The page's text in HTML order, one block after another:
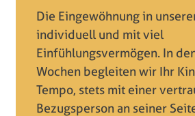
Die Eingewöhnung in
individuell und mit viel
Einfühlungsvermögen. In
Wochen begleiten wir Ihr
Tempo, stets mit einer
Bezugsperson an seiner